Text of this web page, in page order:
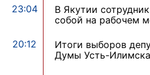
23:04
В Якутии
собой на рабочем
20:12
Итоги выборов
Думы Усть-